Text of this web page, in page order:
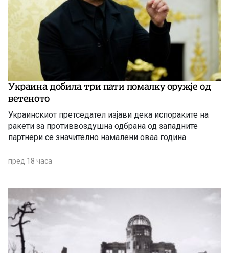
Украина добила три пати помалку оружје од
ветеното
Украинскиот претседател изјави дека испораките на
ракети за противвоздушна одбрана од западните
партнери се значително намалени оваа година
пред 18 часа